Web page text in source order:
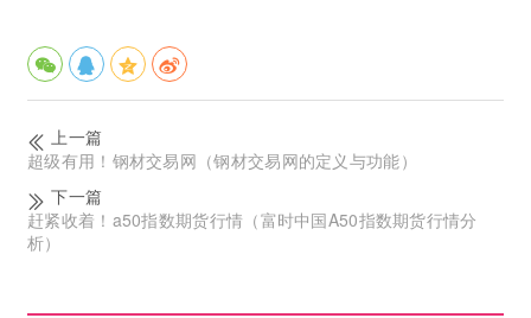
上一篇
超级有用！钢材交易网（钢材交易网的定义与功能）
下一篇
赶紧收着！a50指数期货行情（富时中国A50指数期货行情分
析）